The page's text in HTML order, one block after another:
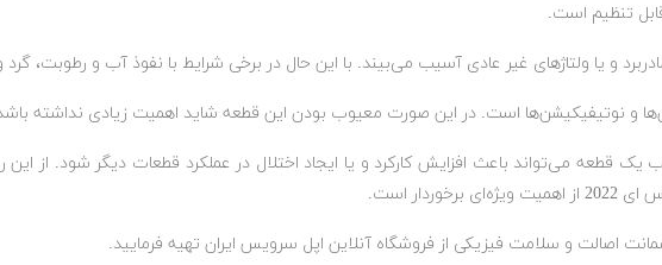
و یا ولتاژ‌های غیر عادی آسیب می‌بیند. با این حال در برخی شرایط با نفوذ آب و رطوبت،
و نوتیفیکیشن‌ها است. در این صورت معیوب بودن این قطعه شاید اهمیت زیادی نداشته
یک قطعه می‌تواند باعث افزایش کارکرد و یا ایجاد اختلال در عملکرد قطعات دیگر شود. از
است.
اصالت و سلامت فیزیکی از فروشگاه آنلاین اپل سرویس ایران تهیه فرمایید.